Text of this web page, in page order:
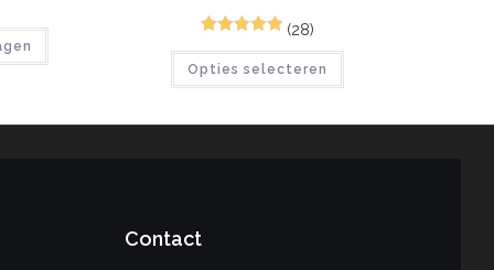
d4.96op 5
(28)
Opties selecteren
Contact